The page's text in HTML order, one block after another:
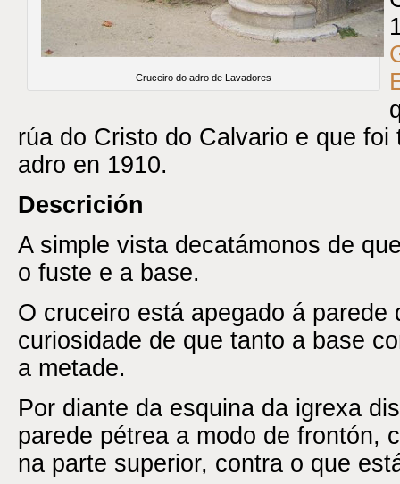
Cruceiro do adro de Lavadores
rúa do Cristo do Calvario e que foi
adro en 1910.
Descrición
A simple vista decatámonos de
o fuste e a base.
O cruceiro está apegado á parede
curiosidade de que tanto a base
a metade.
Por diante da esquina da igrexa
parede pétrea a modo de frontón,
na parte superior, contra o que